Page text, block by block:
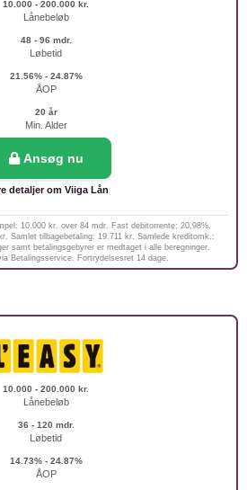
10.000 - 200.000 kr.
Lånebeløb
48 - 96 mdr.
Løbetid
21.56% - 24.87%
ÅOP
20 år
Min. Alder
Ansøg nu
detaljer om Viiga Lån
10.000 kr. over 84 mdr. Fast debitorrente: 20,98%.
Samlet tilbagebetaling: 19.711 kr. Samlede kreditomk.:
samt betalingsgebyrer er medtaget i alle beregninger.
Betalingsservice. Fortrydelsesret 14 dage.
10.000 - 200.000 kr.
Lånebeløb
36 - 120 mdr.
Løbetid
14.73% - 24.87%
ÅOP